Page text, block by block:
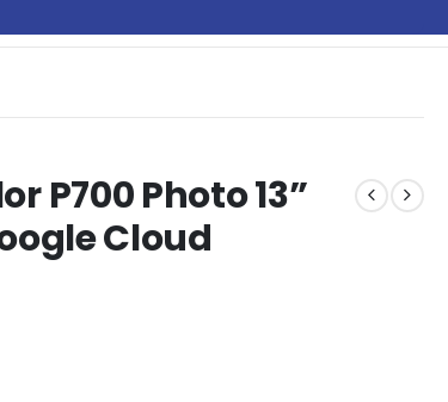
P700 Photo 13”
Cloud